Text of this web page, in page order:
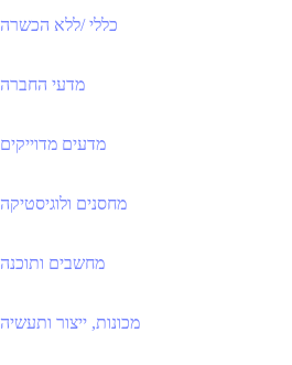
כללי /ללא הכשרה
מדעי החברה
מדעים מדוייקים
מחסנים ולוגיסטיקה
מחשבים ותוכנה
מכונות, ייצור ותעשיה